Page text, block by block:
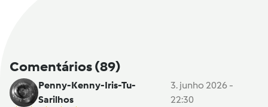
Comentários(89)
Penny-Kenny-Iris-Tu-
Sarilhos
3. junho 2026 -
22:30